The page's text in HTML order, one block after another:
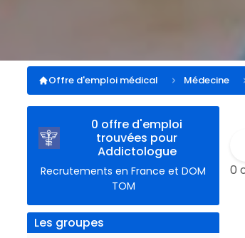
Offre d'emploi médical Médecine
0 offre d'emploi
trouvées pour
Addictologue
Recrutements en France et DOM
TOM
Les groupes
0